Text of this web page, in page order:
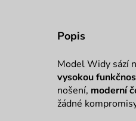
Popis
Model Widy sází
vysokou
nošení, moderní
žádné